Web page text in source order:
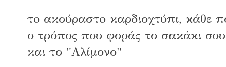
τo ακούραστo καρδιοχτύπι, κάθε
ο τρόπος που φοράς το σακάκι σου
και το "Αλίμονο"